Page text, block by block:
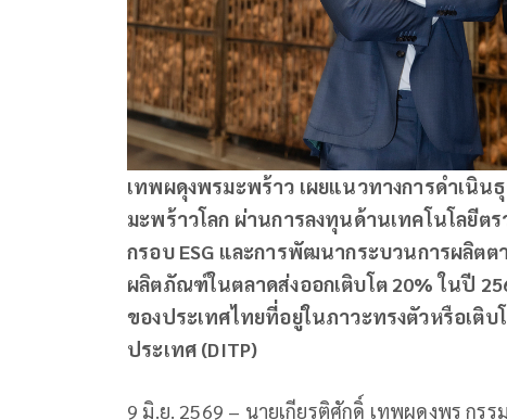
เทพผดุงพรมะพร้าว เผยแนวทางการดำเนิ
มะพร้าวโลก ผ่านการลงทุนด้านเทคโนโลยี
กรอบ ESG และการพัฒนากระบวนการผลิตต
ผลิตภัณฑ์ในตลาดส่งออกเติบโต 20% ในปี
ของประเทศไทยที่อยู่ในภาวะทรงตัวหรือเติบ
ประเทศ (DITP)
9 มิ.ย. 2569 – นายเกียรติศักดิ์ เทพผดุงพร กร